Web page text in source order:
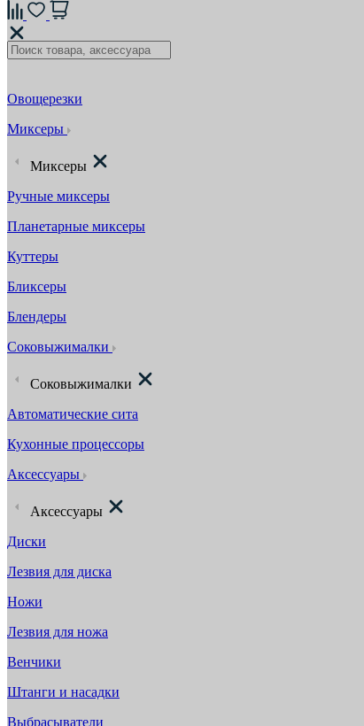
Овощерезки
Миксеры
Миксеры
Ручные миксеры
Планетарные миксеры
Куттеры
Бликсеры
Блендеры
Соковыжималки
Соковыжималки
Автоматические сита
Кухонные процессоры
Аксессуары
Аксессуары
Диски
Лезвия для диска
Ножи
Лезвия для ножа
Венчики
Штанги и насадки
Выбрасыватели